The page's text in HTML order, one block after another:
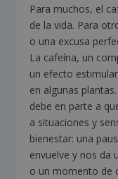
Para muchos, el
de la vida. Para
o una excusa
La cafeína, un
un efecto
en algunas
debe en parte a
a situaciones y
bienestar: una
envuelve y nos da
o un momento de